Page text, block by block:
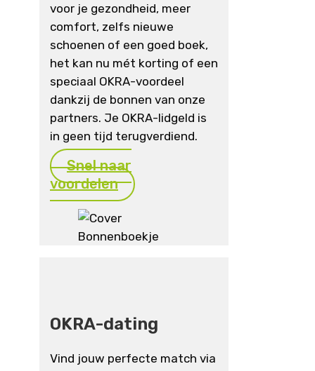
voor je gezondheid, meer
comfort, zelfs nieuwe
schoenen of een goed boek,
het kan nu mét korting of een
speciaal OKRA-voordeel
dankzij de bonnen van onze
partners. Je OKRA-lidgeld is
in geen tijd terugverdiend.
Snel naar
voordelen
OKRA-dating
Vind jouw perfecte match via